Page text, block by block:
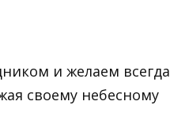
и желаем всегда
своему небесному